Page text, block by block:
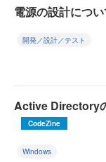
電源の設計につ
開発／設計／テスト
Active Directory
CodeZine
Windows